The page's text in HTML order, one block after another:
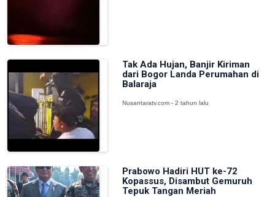
Tak Ada Hujan, Banjir Kiriman
dari Bogor Landa Perumahan di
Balaraja
Nusantaratv.com - 2 tahun lalu
Prabowo Hadiri HUT ke-72
Kopassus, Disambut Gemuruh
Tepuk Tangan Meriah